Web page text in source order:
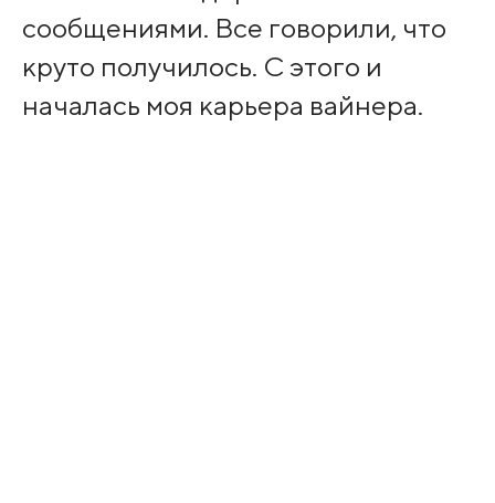
сообщениями. Все говорили, что
круто получилось. С этого и
началась моя карьера вайнера.